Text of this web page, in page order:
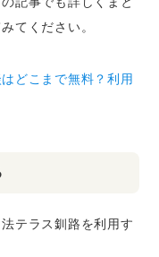
てください。
どこまで無料？利用
法テラス釧路を利用す